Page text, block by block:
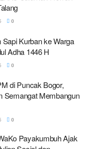
0
Kurban ke Warga
Adha 1446 H
0
di Puncak Bogor,
Semangat Membangun
0
Payakumbuh Ajak